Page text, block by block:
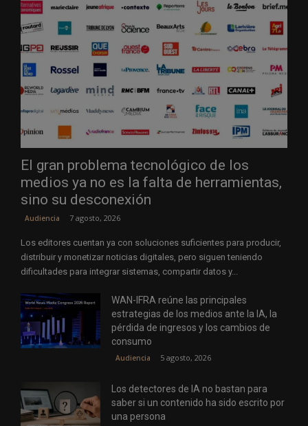
El gran problema tecnológico de los
medios ya no es la falta de herramientas,
sino su desconexión
Audiencia 7 agosto, 2026
Los editores cuentan ya con soluciones suficientes para producir,
distribuir y monetizar noticias digitales, pero siguen teniendo
dificultades para integrar sistemas, compartir datos y...
WAN-IFRA reúne las principales
estrategias de los medios ante la IA, la
pérdida de ingresos y los cambios de
consumo
Audiencia 5 agosto, 2026
Los detectores de IA no bastan para
saber si un contenido ha sido escrito por
una persona